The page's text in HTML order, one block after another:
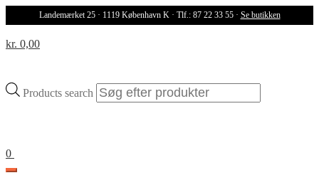
Landemærket 25 · 1119 København K · Tlf.: 87 22 33 55 · Se butikken
Products search
kr. 0,00
0